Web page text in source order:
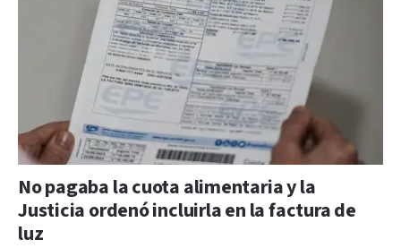
No pagaba la cuota alimentaria y la
Justicia ordenó incluirla en la factura de
luz